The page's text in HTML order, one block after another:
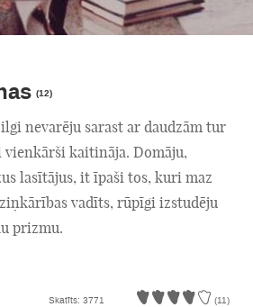
(12)
nevarēju sarast ar daudzām tur
kaitināja. Domāju,
lasītājus, it īpaši tos, kuri maz
vadīts, rūpīgi izstudēju
prizmu.
Skatīts: 3771 (11)